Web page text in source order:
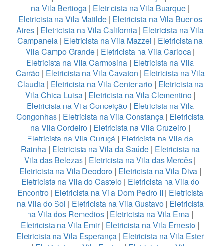
na Vila Bertioga| Eletricista na Vila Buarque|
Eletricista na Vila Matilde| Eletricista na Vila Buenos
Aires | Eletricista na Vila California | Eletricista na Vila
Campanela | Eletricista na Vila Mazzei | Eletricista na
Vila Campo Grande| Eletricista na Vila Carioca|
Eletricista na Vila Carmosina | Eletricista na Vila
Carrão| Eletricista na Vila Cavaton | Eletricista na Vila
Claudia| Eletricista na Vila Centenario| Eletricista na
Vila Chica Luisa | Eletricista na Vila Clementino|
Eletricista na Vila Conceição| Eletricista na Vila
Congonhas | Eletricista na Vila Constança | Eletricista
na Vila Cordeiro| Eletricista na Vila Cruzeiro |
Eletricista na Vila Curuçá | Eletricista na Vila da
Rainha | Eletricista na Vila da Saúde| Eletricista na
Vila das Belezas | Eletricista na Vila das Mercês |
Eletricista na Vila Deodoro| Eletricista na Vila Diva|
Eletricista na Vila do Castelo| Eletricista na Vila do
Encontro| Eletricista na Vila Dom Pedro II | Eletricista
na Vila do Sol | Eletricista na Vila Gustavo| Eletricista
na Vila dos Remedios | Eletricista na Vila Ema |
Eletricista na Vila Emir| Eletricista na Vila Ernesto |
Eletricista na Vila Esperança | Eletricista na Vila Ester